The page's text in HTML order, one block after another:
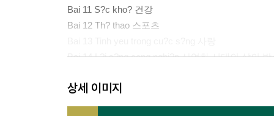
Bai 11 S?c kho? 건강
Bai 12 Th? thao 스포츠
Bai 14 L?i s?ng cong nghi?p 산업화 시대의 삶의 방
Bai 16 Th?i ti?t va khi h?u 날씨와 기후
Bai 17 Ngh? thu?t dan gian Vi?t Nam 베트남 민간
상세 이미지